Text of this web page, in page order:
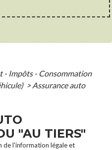
- Impôts - Consommation
> Assurance auto
"AU TIERS"
de l'information légale et